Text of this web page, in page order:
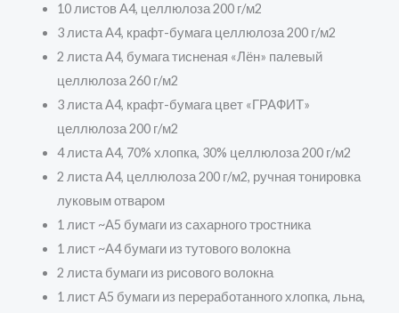
10 листов А4, целлюлоза 200 г/м2
3 листа А4, крафт-бумага целлюлоза 200 г/м2
2 листа А4, бумага тисненая «Лён» палевый
целлюлоза 260 г/м2
3 листа А4, крафт-бумага цвет «ГРАФИТ»
целлюлоза 200 г/м2
4 листа А4, 70% хлопка, 30% целлюлоза 200 г/м2
2 листа А4, целлюлоза 200 г/м2, ручная тонировка
луковым отваром
1 лист ~А5 бумаги из сахарного тростника
1 лист ~А4 бумаги из тутового волокна
2 листа бумаги из рисового волокна
1 лист А5 бумаги из переработанного хлопка, льна,